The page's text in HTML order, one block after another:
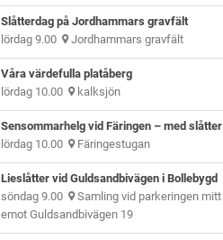
Slåtterdag på Jordhammars gravfält
lördag 9.00 Jordhammars gravfält
Våra värdefulla platåberg
lördag 10.00 kalksjön
Sensommarhelg vid Färingen – med slåtter
lördag 10.00 Färingestugan
Lieslåtter vid Guldsandbivägen i Bollebygd
söndag 9.00 Samling vid parkeringen mitt
emot Guldsandbivägen 19